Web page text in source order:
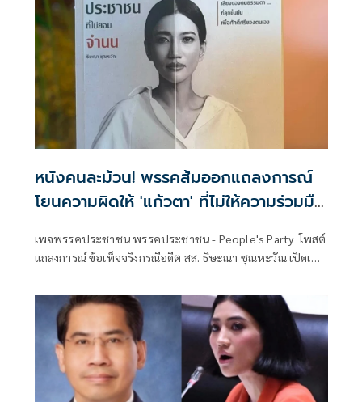
หนังคนละม้วน! พรรคส้มออกแถลงการณ์
โยนความผิดให้ 'แก้วตา' ที่ไม่ให้ความร่วมมือ
เพจพรรคประชาชน พรรคประชาชน - People's Party โพสต์
แถลงการณ์ ข้อเท็จจริงกรณีอดีต สส. ธิษะณา ชุณหะวัณ เปิดเผย